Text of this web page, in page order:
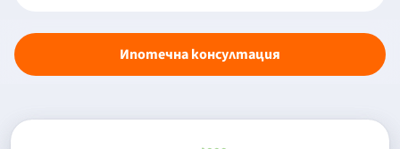
Ипотечна консултация